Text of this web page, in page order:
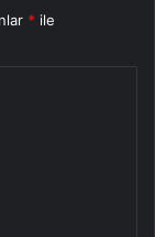
* ile